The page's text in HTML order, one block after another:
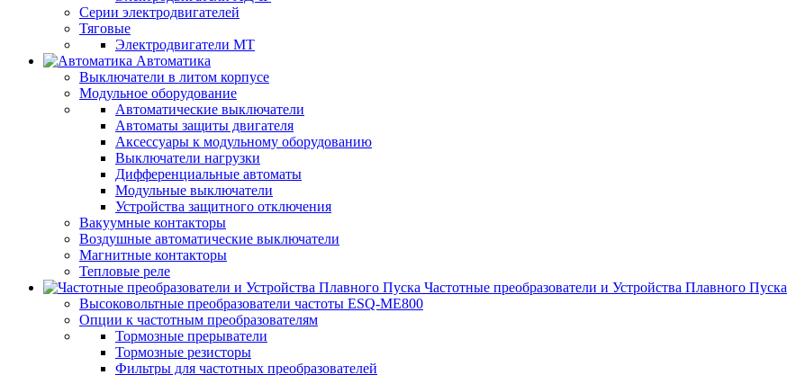
Серии электродвигателей
Тяговые
Электродвигатели МТ
Автоматика
Выключатели в литом корпусе
Модульное оборудование
Автоматические выключатели
Автоматы защиты двигателя
Аксессуары к модульному оборудованию
Выключатели нагрузки
Дифференциальные автоматы
Модульные выключатели
Устройства защитного отключения
Вакуумные контакторы
Воздушные автоматические выключатели
Магнитные контакторы
Тепловые реле
Частотные преобразователи и Устройства Плавного Пуска
Высоковольтные преобразователи частоты ESQ-ME800
Опции к частотным преобразователям
Тормозные прерыватели
Тормозные резисторы
Фильтры для частотных преобразователей